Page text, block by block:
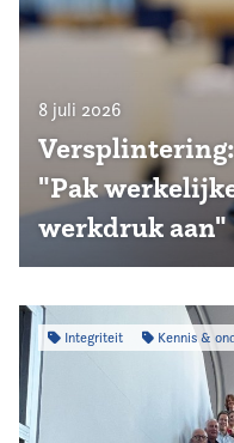
8 juli 2026
"Pak
werkdruk aan"
Integriteit Kennis &